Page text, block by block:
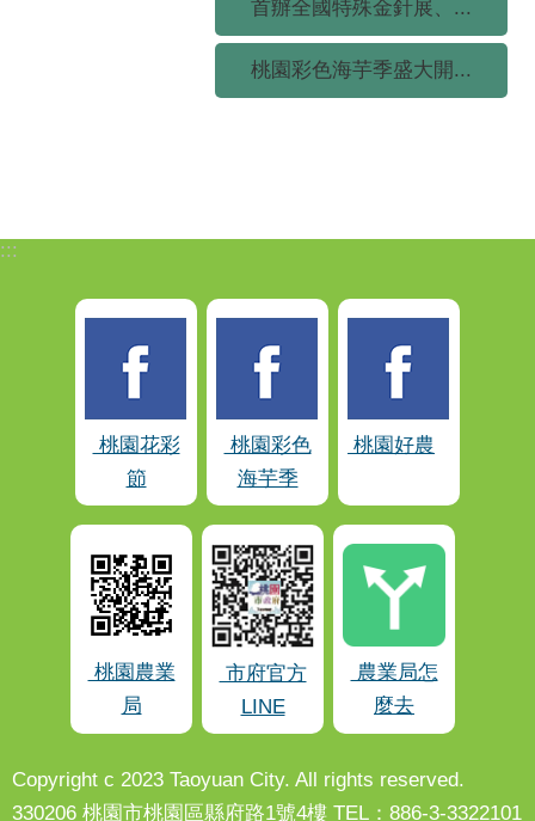
首辦全國特殊金針展、...
桃園彩色海芋季盛大開...
:::
桃園花彩
節
桃園彩色
海芋季
桃園好農
桃園農業
局
市府官方
LINE
農業局怎
麼去
Copyright c 2023 Taoyuan City. All rights reserved.
330206 桃園市桃園區縣府路1號4樓 TEL：886-3-3322101